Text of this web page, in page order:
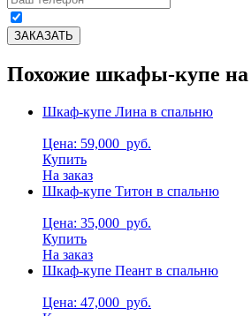
Похожие шкафы-купе на
Шкаф-купе Лина в спальню
Цена: 59,000 руб.
Купить
На заказ
Шкаф-купе Титон в спальню
Цена: 35,000 руб.
Купить
На заказ
Шкаф-купе Пеант в спальню
Цена: 47,000 руб.